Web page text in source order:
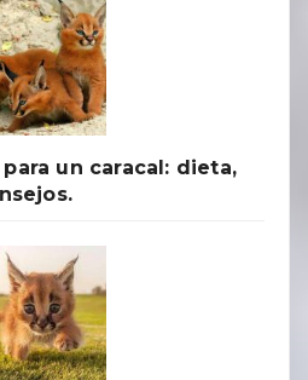
un caracal: dieta,